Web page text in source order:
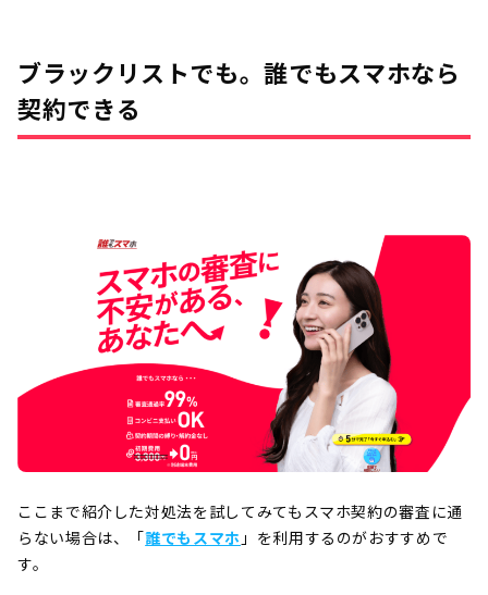
ブラックリストでも。誰でもスマホなら
契約できる
ここまで紹介した対処法を試してみてもスマホ契約の審査に通
らない場合は、「誰でもスマホ 」を利用するのがおすすめで
す。